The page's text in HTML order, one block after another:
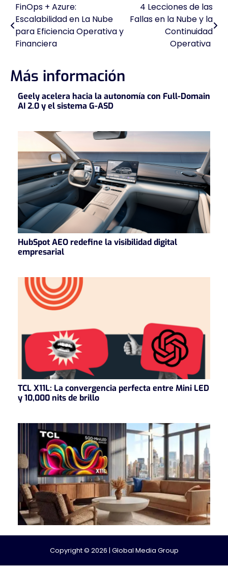
Navegación
de
entradas
FinOps + Azure:
Escalabilidad en La Nube
para Eficiencia Operativa y
Financiera
4 Lecciones de las
Fallas en la Nube y la
Continuidad
Operativa
Más información
Geely acelera hacia la autonomía con Full-Domain
AI 2.0 y el sistema G-ASD
HubSpot AEO redefine la visibilidad digital
empresarial
TCL X11L: La convergencia perfecta entre Mini LED
y 10,000 nits de brillo